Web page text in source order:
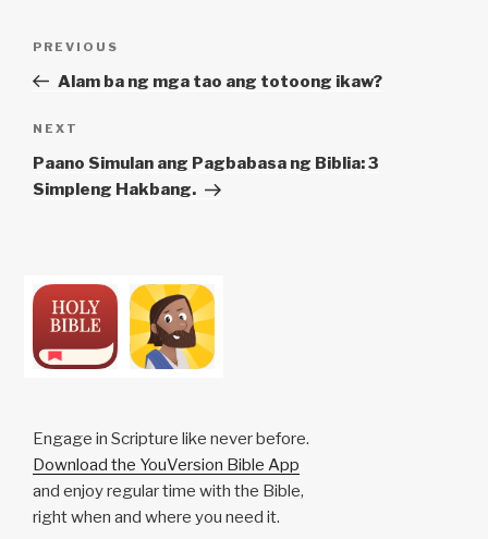
Previous
Post
PREVIOUS
Alam ba ng mga tao ang totoong ikaw?
Next
Post
NEXT
Paano Simulan ang Pagbabasa ng Biblia: 3
Simpleng Hakbang.
Engage in Scripture like never before.
Download the YouVersion Bible App
and enjoy regular time with the Bible,
right when and where you need it.